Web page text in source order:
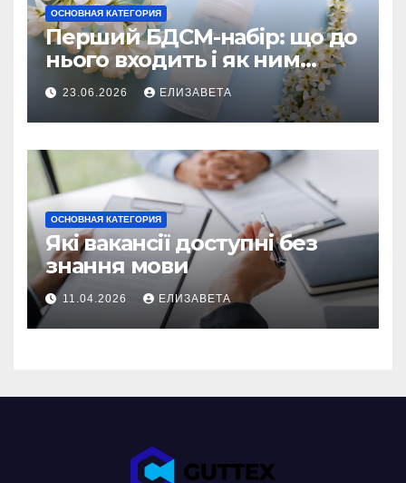
ОСНОВНАЯ КАТЕГОРИЯ
Перший БДСМ-набір: що до
нього входить і як ним
користуватися
23.06.2026 ЕЛИЗАВЕТА
ОСНОВНАЯ КАТЕГОРИЯ
Які вакансії доступні без
знання мови
11.04.2026 ЕЛИЗАВЕТА